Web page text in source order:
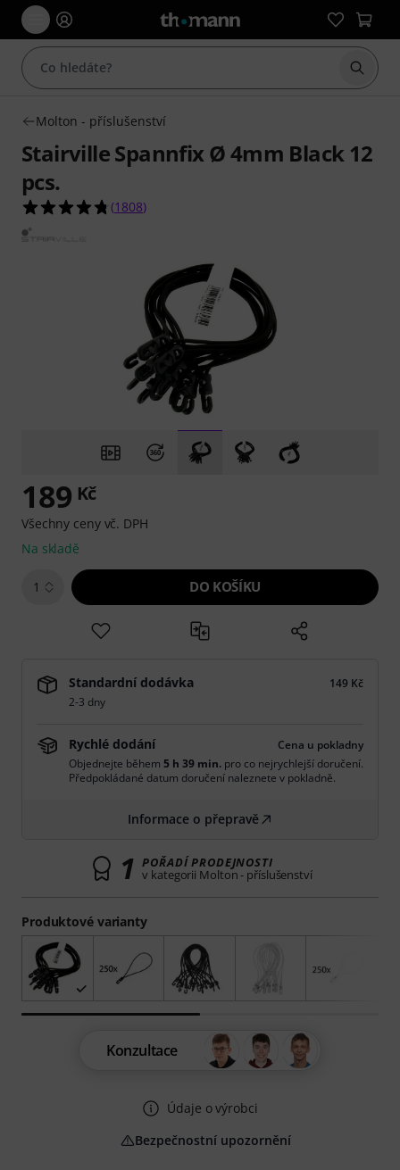
Začít
Molton - příslušenství
Stairville Spannfix Ø 4mm Black 12
pcs.
4.8 z 5 hvězdiček z celkového počtu 1808
(1808)
Produktové varianty
189 Kč
Všechny ceny vč. DPH
Na skladě
1 DO KOŠÍKU
Standardní dodávka
149 Kč
2-3 dny
Rychlé dodání
Cena u pokladny
Objednejte během 5 h 39 min. pro co nejrychlejší doručení.
Předpokládané datum doručení naleznete v pokladně.
Informace o přepravě
1 POŘADÍ PRODEJNOSTI
v kategorii Molton - příslušenství
Konzultace
Údaje o výrobci
Bezpečnostní upozornění